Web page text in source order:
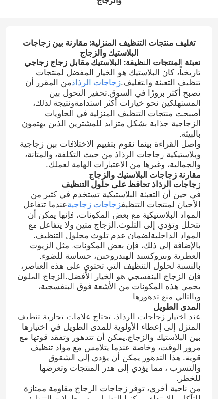
تغليف منتجات التنظيف المنزلية: مقارنة بين زجاجات
البلاستيك والزجاج
تعبئة المنتجات النظيفة: البلاستيك مقابل زجاج زجاجي
تاريخياً، كان البلاستيك هو الخيار المفضل لمنتجات
تنظيف التعبئة والتغليف.زجاجات الرذاذمن المقرر أن
تصبح أكثر بروزًا في السوق.تحفيز التحول بين
المستهلكين نحو خيارات أكثر استدامةونتيجة لذلك،
أصبحت منتجات التنظيف المنزلية في الحاويات
الزجاجية جذابة بشكل متزايد للمشترين الذين يهتمون
بالبيئة.
واصل القراءة بينما نقوم بتقييم الاختلافات بين زجاجية
وبلاستيكية زجاجات الرذاذ من حيث التكلفة، والمتانة،
والجمالية، وغيرها من الاعتبارات الهامة لعملك.
مقارنة زجاجات البلاستيك والزجاج
زجاجات الرذاذ تحافظ على حلول التنظيف
في حين أن التعبئة البلاستيكية تستخدم في كثير من
الأحيان لمنتجات التنظيفزجاجات زجاجيةعندما تتفاعل
المواد البلاستيكية مع بعض المكونات، فإنها يمكن أن
تتحلل وتؤدي إلى التلوث.الزجاج متين ولا يتفاعل مع
المواد الداخليةلضمان عدم تلوث محلول التنظيف.
بالإضافة إلى ذلك، فإن بعض المكونات، مثل الزيوت
العطرية وبيروكسيد الهيدروجين، حساسة للضوء.
بالنسبة لحلول التنظيف التي تحتوي على هذه العناصر،
فإن الزجاج البنفسجي هو الخيار الأفضل.الزجاج الملون
يحمي هذه المكونات من الأشعة فوق البنفسجية،
وبالتالي منع تدهورها.
المدى الطويل
عند اختيار زجاجات الرذاذ، تحتاج علامات تجارية تنظيف
المنزل إلى إعطاء الأولوية للمدى الطويل في اختيارها
بين البلاستيك والزجاج.يمكن أن تتدهور وتفقد قوتها مع
مرور الوقت، وخاصة عندما يتلامس مع مواد تنظيف
قوية. هذا التدهور يمكن أن يؤدي إلى الشقوق
والتسرب ، مما يؤدي إلى هدر المنتجات وتعرضها
للخطر.
من ناحية أخرى، توفر زجاجات الزجاج مقاومة ممتازة